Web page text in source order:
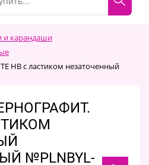
и карандаши
НВ с ластиком незаточенный
№PLNBYL-